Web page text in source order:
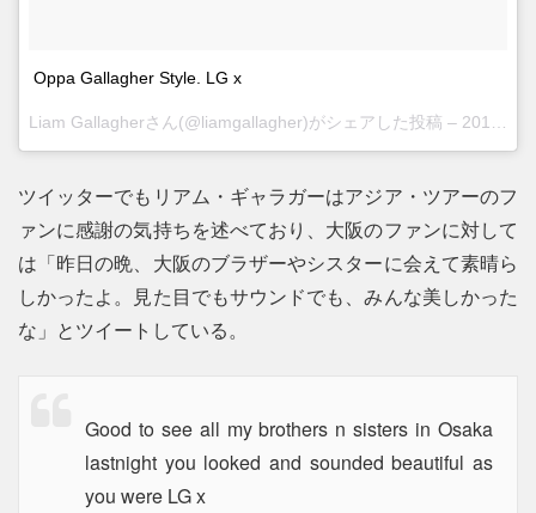
Oppa Gallagher Style. LG x
Liam Gallagherさん(@liamgallagher)がシェアした投稿 – 2017 8月 21 5:25午後 PDT
ツイッターでもリアム・ギャラガーはアジア・ツアーのフ
ァンに感謝の気持ちを述べており、大阪のファンに対して
は「昨日の晩、大阪のブラザーやシスターに会えて素晴ら
しかったよ。見た目でもサウンドでも、みんな美しかった
な」とツイートしている。
Good to see all my brothers n sisters in Osaka
lastnight you looked and sounded beautiful as
you were LG x